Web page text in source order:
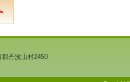
郡丹波山村2450